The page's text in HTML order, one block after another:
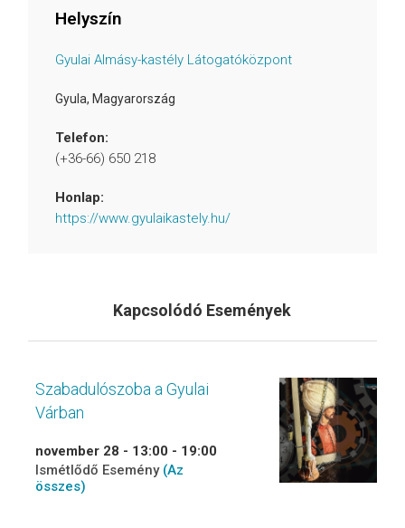
Helyszín
Gyulai Almásy-kastély Látogatóközpont
Gyula, Magyarország
Telefon:
(+36-66) 650 218
Honlap:
https://www.gyulaikastely.hu/
Kapcsolódó Események
Szabadulószoba a Gyulai
Várban
november 28 - 13:00 - 19:00
Ismétlődő Esemény (Az
összes)